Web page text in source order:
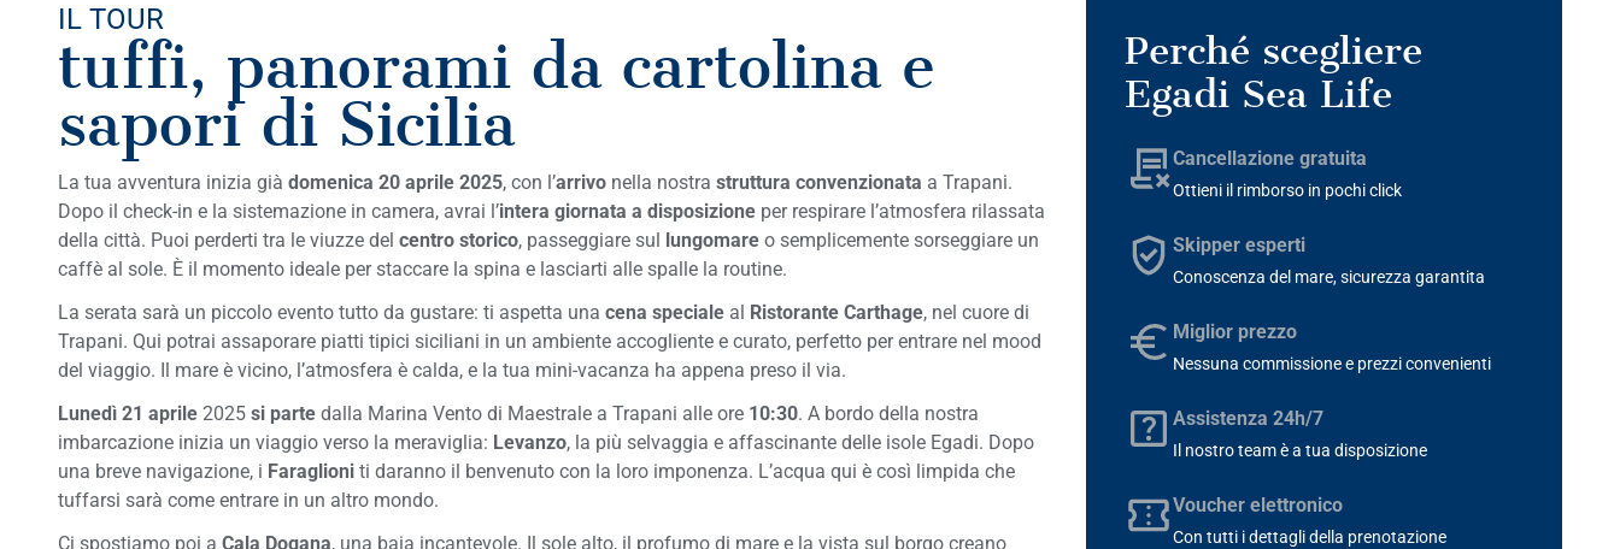
IL TOUR
tuffi, panorami da cartolina e
sapori di Sicilia
La tua avventura inizia già domenica 20 aprile 2025, con l’arrivo nella nostra struttura convenzionata a Trapani.
Dopo il check-in e la sistemazione in camera, avrai l’intera giornata a disposizione per respirare l’atmosfera rilassata
della città. Puoi perderti tra le viuzze del centro storico, passeggiare sul lungomare o semplicemente sorseggiare un
caffè al sole. È il momento ideale per staccare la spina e lasciarti alle spalle la routine.
La serata sarà un piccolo evento tutto da gustare: ti aspetta una cena speciale al Ristorante Carthage, nel cuore di
Trapani. Qui potrai assaporare piatti tipici siciliani in un ambiente accogliente e curato, perfetto per entrare nel mood
del viaggio. Il mare è vicino, l’atmosfera è calda, e la tua mini-vacanza ha appena preso il via.
Lunedì 21 aprile 2025 si parte dalla Marina Vento di Maestrale a Trapani alle ore 10:30. A bordo della nostra
imbarcazione inizia un viaggio verso la meraviglia: Levanzo, la più selvaggia e affascinante delle isole Egadi. Dopo
una breve navigazione, i Faraglioni ti daranno il benvenuto con la loro imponenza. L’acqua qui è così limpida che
tuffarsi sarà come entrare in un altro mondo.
Ci spostiamo poi a Cala Dogana, una baia incantevole. Il sole alto, il profumo di mare e la vista sul borgo creano
Perché scegliere
Egadi Sea Life
Cancellazione gratuita
Ottieni il rimborso in pochi click
Skipper esperti
Conoscenza del mare, sicurezza garantita
Miglior prezzo
Nessuna commissione e prezzi convenienti
Assistenza 24h/7
Il nostro team è a tua disposizione
Voucher elettronico
Con tutti i dettagli della prenotazione